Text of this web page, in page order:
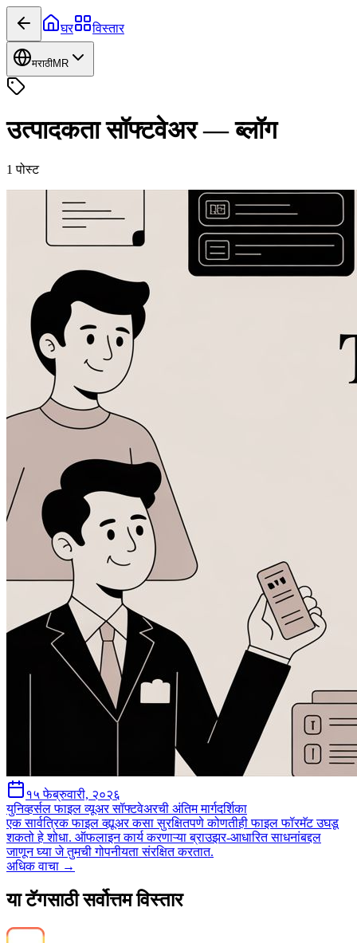
घर विस्तार
मराठीMR
उत्पादकता सॉफ्टवेअर—ब्लॉग
1 पोस्ट
१५ फेब्रुवारी, २०२६
युनिव्हर्सल फाइल व्यूअर सॉफ्टवेअरची अंतिम मार्गदर्शिका
एक सार्वत्रिक फाइल व्ह्यूअर कसा सुरक्षितपणे कोणतीही फाइल फॉरमॅट उघडू
शकतो हे शोधा. ऑफलाइन कार्य करणाऱ्या ब्राउझर-आधारित साधनांबद्दल
जाणून घ्या जे तुमची गोपनीयता संरक्षित करतात.
अधिक वाचा →
या टॅगसाठी सर्वोत्तम विस्तार